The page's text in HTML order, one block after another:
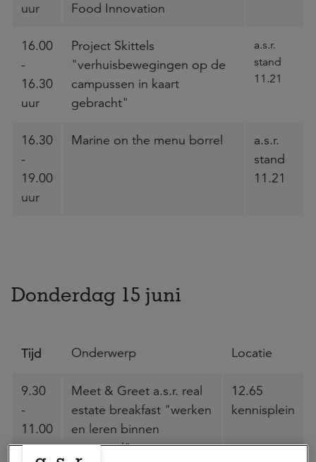
uur
Food Innovation
16.00
-
16.30
uur
Project Skittels
"verhuisbewegingen op de
campussen in kaart
gebracht"
a.s.r.
stand
11.21
16.30
-
19.00
uur
Marine on the menu borrel
a.s.r.
stand
11.21
Donderdag 15 juni
Tijd Onderwerp Locatie
9.30
-
11.00
uur
Meet & Greet a.s.r. real
estate breakfast "werken
en leren binnen
vastgoed"
12.65
kennisplein